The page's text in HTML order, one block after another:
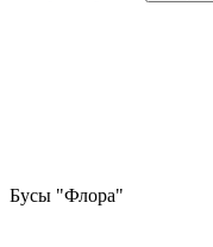
Бусы "Флора"